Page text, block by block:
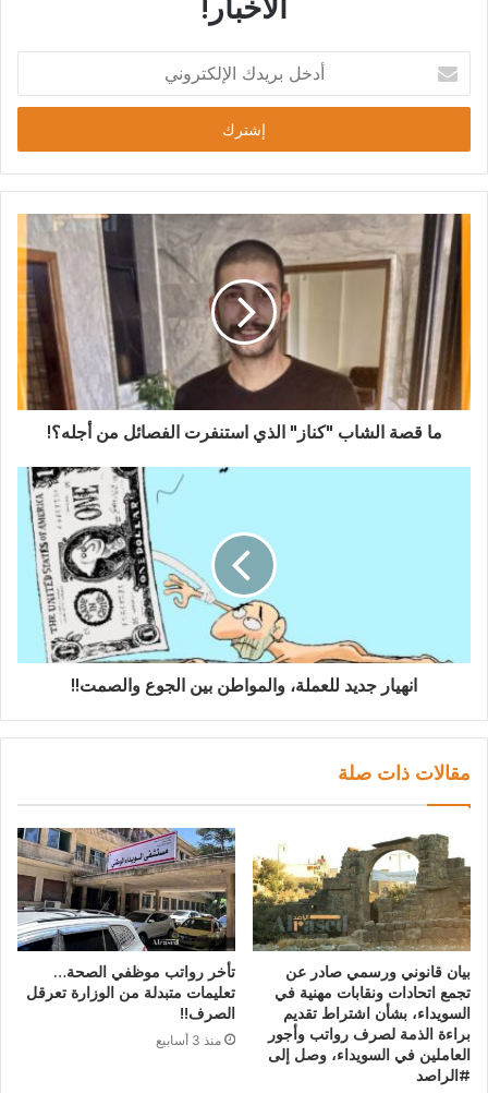
الاخبار!
ما قصة الشاب "كناز" الذي استنفرت الفصائل من أجله؟!
انهيار جديد للعملة، والمواطن بين الجوع والصمت!!
مقالات ذات صلة
بيان قانوني ورسمي صادر عن
تجمع اتحادات ونقابات مهنية في
السويداء، بشأن اشتراط تقديم
براءة الذمة لصرف رواتب وأجور
العاملين في السويداء، وصل إلى
#الراصد
تأخر رواتب موظفي الصحة…
تعليمات متبدلة من الوزارة تعرقل
الصرف!!
منذ 3 أسابيع